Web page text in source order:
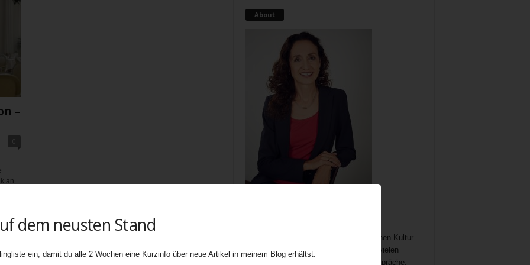
–
an
About
unerschöpflicher Bestandteil der britischen Kultur
bietet Gelegenheit zum Austausch auf vielen
Ebenen. In meine Teatime gehören Gespräche,
dem neusten Stand
ein, damit du alle 2 Wochen eine Kurzinfo über neue Artikel in meinem Blog erhältst.